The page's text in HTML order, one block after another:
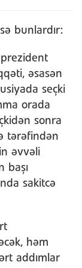
bunlardır:
prezident
əsasən
seçki
orada
sonra
tərəfindən
əvvəli
başı
sakitcə
həm
addımlar